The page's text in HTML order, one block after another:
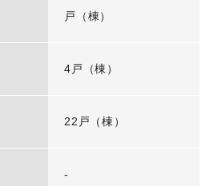
戸（棟）
4戸（棟）
22戸（棟）
-